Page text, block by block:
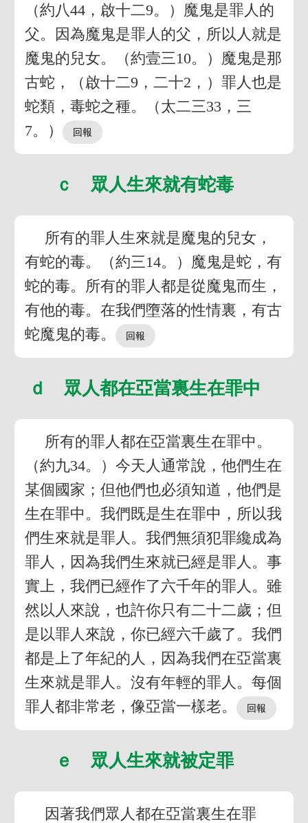
（約八44，啟十二9。）魔鬼是罪人的
父。因為魔鬼是罪人的父，所以人就是
魔鬼的兒女。（約壹三10。）魔鬼是那
古蛇，（啟十二9，二十2，）罪人也是
蛇類，毒蛇之種。（太二三33，三
7。）
ｃ 眾人生來就有蛇毒
所有的罪人生來就是魔鬼的兒女，
有蛇的毒。（約三14。）魔鬼是蛇，有
蛇的毒。所有的罪人都是從魔鬼而生，
有他的毒。在我們墮落的性情裏，有古
蛇魔鬼的毒。
ｄ 眾人都在亞當裏生在罪中
所有的罪人都在亞當裏生在罪中。
（約九34。）今天人通常說，他們生在
某個國家；但他們也必須知道，他們是
生在罪中。我們既是生在罪中，所以我
們生來就是罪人。我們無須犯罪纔成為
罪人，因為我們生來就已經是罪人。事
實上，我們已經作了六千年的罪人。雖
然以人來說，也許你只有二十二歲；但
是以罪人來說，你已經六千歲了。我們
都是上了年紀的人，因為我們在亞當裏
生來就是罪人。沒有年輕的罪人。每個
罪人都非常老，像亞當一樣老。
ｅ 眾人生來就被定罪
因著我們眾人都在亞當裏生在罪